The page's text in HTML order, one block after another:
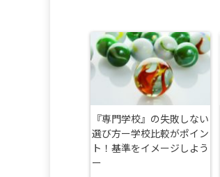
『専門学校』の失敗しない
選び方ー学校比較がポイン
ト！基準をイメージしよう
ー